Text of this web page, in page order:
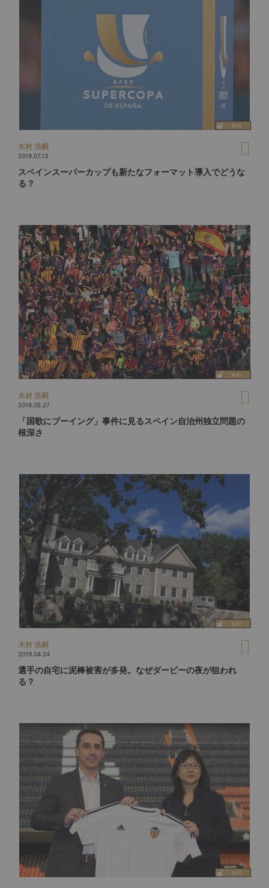
木村 浩嗣
2019.07.13
スペインスーパーカップも新たなフォーマット導入でどうな
る？
木村 浩嗣
2019.05.27
「国歌にブーイング」事件に見るスペイン自治州独立問題の
根深さ
木村 浩嗣
2019.04.24
選手の自宅に泥棒被害が多発。なぜダービーの夜が狙われ
る？